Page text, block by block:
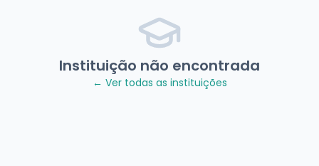
Instituição não encontrada
← Ver todas as instituições